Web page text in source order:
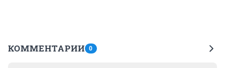
КОММЕНТАРИИ 0